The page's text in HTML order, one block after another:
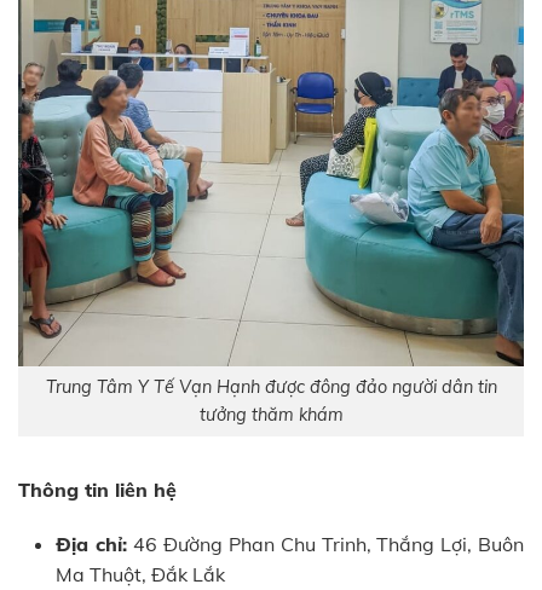
Trung Tâm Y Tế Vạn Hạnh được đông đảo người dân tin
tưởng thăm khám
Thông tin liên hệ
Địa chỉ:46 Đường Phan Chu Trinh, Thắng Lợi, Buôn
Ma Thuột, Đắk Lắk